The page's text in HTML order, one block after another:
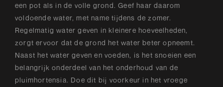
een pot als in de volle grond. Geef haar daarom
voldoende water, met name tijdens de zomer.
Regelmatig water geven in kleinere hoeveelheden,
zorgt ervoor dat de grond het water beter opneemt.
Naast het water geven en voeden, is het snoeien een
belangrijk onderdeel van het onderhoud van de
pluimhortensia. Doe dit bij voorkeur in het vroege